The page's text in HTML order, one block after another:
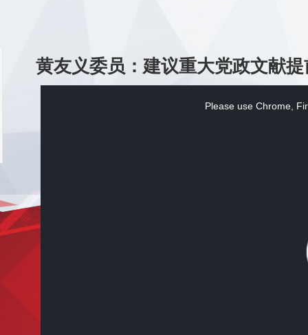
黄友义委员：建议重大党政文献
Please use Chrome,